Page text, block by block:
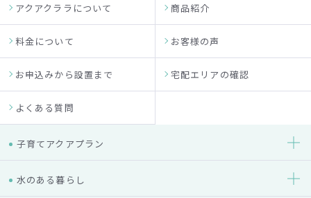
アクアクララについて 商品紹介
料金について お客様の声
お申込みから設置まで 宅配エリアの確認
よくある質問
子育てアクアプラン
水のある暮らし